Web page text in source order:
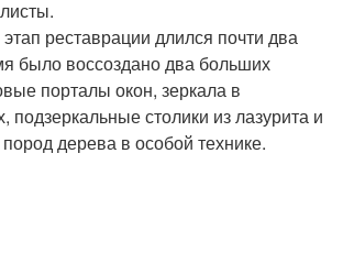
реставрации длился почти два
было воссоздано два больших
порталы окон, зеркала в
подзеркальные столики из лазурита и
дерева в особой технике.